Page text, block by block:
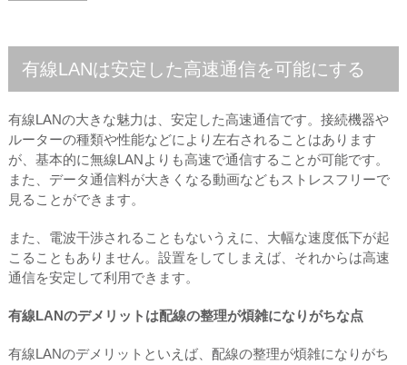
有線LANは安定した高速通信を可能にする
有線LANの大きな魅力は、安定した高速通信です。接続機器や
ルーターの種類や性能などにより左右されることはあります
が、基本的に無線LANよりも高速で通信することが可能です。
また、データ通信料が大きくなる動画などもストレスフリーで
見ることができます。
また、電波干渉されることもないうえに、大幅な速度低下が起
こることもありません。設置をしてしまえば、それからは高速
通信を安定して利用できます。
有線LANのデメリットは配線の整理が煩雑になりがちな点
有線LANのデメリットといえば、配線の整理が煩雑になりがち